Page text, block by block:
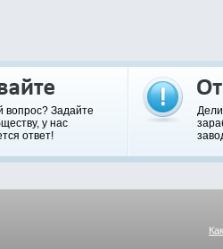
вопрос? Задайте
у нас
ответ!